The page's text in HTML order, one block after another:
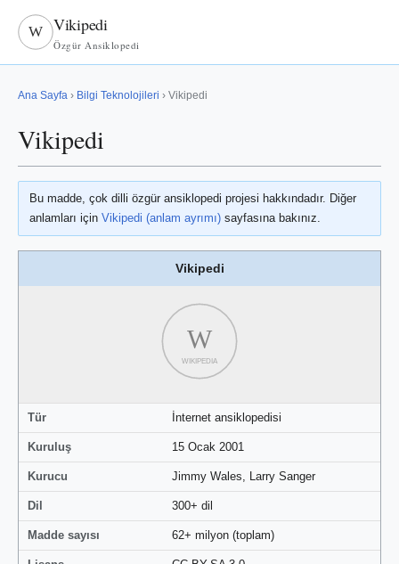
W Vikipedi
Özgür Ansiklopedi
Ana Sayfa › Bilgi Teknolojileri › Vikipedi
Vikipedi
Bu madde, çok dilli özgür ansiklopedi projesi hakkındadır. Diğer
anlamları için Vikipedi (anlam ayrımı) sayfasına bakınız.
Vikipedi
W
WIKIPEDIA
Tür İnternet ansiklopedisi
Kuruluş 15 Ocak 2001
Kurucu Jimmy Wales, Larry Sanger
Dil 300+ dil
Madde sayısı 62+ milyon (toplam)